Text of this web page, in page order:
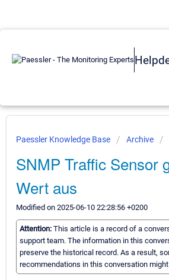
Paessler Knowledge Base Archive
SNMP Traffic Sensor
Wert aus
Modified on 2025-06-10 22:28:56 +0200
Attention: This article is a record of a
support team. The information in this
preserve the historical record. As a result,
recommendations in this conversation